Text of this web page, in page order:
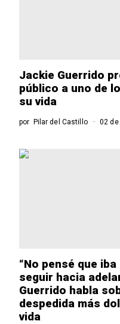
Jackie Guerrido
público a uno de
su vida
por Pilar del Castillo 02
“No pensé que
seguir hacia
Guerrido habla
despedida más
vida